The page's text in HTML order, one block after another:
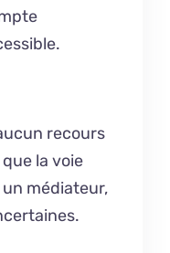
recours
la voie
médiateur,